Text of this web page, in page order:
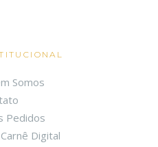
Somos
Pedidos
Digital